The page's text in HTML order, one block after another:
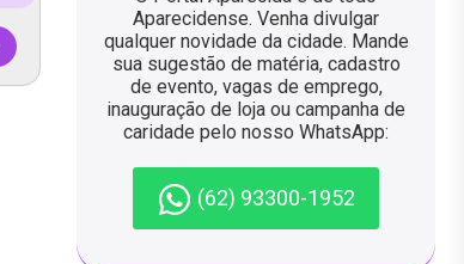
Aparecidense. Venha divulgar
qualquer novidade da cidade. Mande
sua sugestão de matéria, cadastro
de evento, vagas de emprego,
inauguração de loja ou campanha de
caridade pelo nosso WhatsApp:
(62) 93300-1952